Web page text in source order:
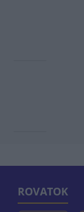
ROVATOK